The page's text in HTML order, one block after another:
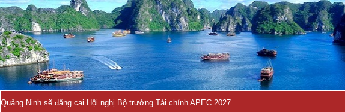
Quảng Ninh sẽ đăng cai Hội nghị Bộ trưởng Tài chính APEC 2027